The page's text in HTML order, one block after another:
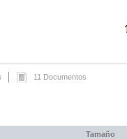
11 Documentos
Tamaño